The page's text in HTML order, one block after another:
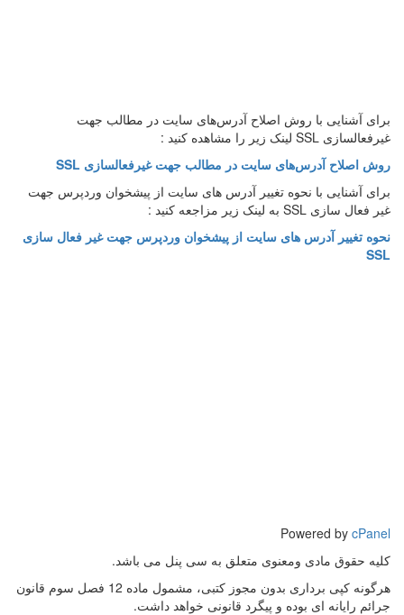
برای آشنایی با روش اصلاح آدرس‌های سایت در مطالب جهت
غیرفعالسازی SSL لینک زیر را مشاهده کنید :
روش اصلاح آدرس‌های سایت در مطالب جهت غیرفعالسازی SSL
برای آشنایی با نحوه تغییر آدرس های سایت از پیشخوان وردپرس جهت
غیر فعال سازی SSL به لینک زیر مزاجعه کنید :
نحوه تغییر آدرس های سایت از پیشخوان وردپرس جهت غیر فعال سازی
SSL
Powered by cPanel
کلیه حقوق مادی ومعنوی متعلق به سی پنل می باشد.
هرگونه کپی برداری بدون مجوز کتبی، مشمول ماده 12 فصل سوم قانون
جرائم رایانه ای بوده و پیگرد قانونی خواهد داشت.